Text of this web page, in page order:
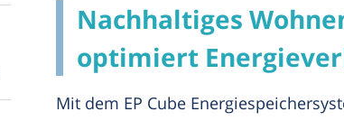
Nachhaltiges
optimiert
Mit dem EP Cube